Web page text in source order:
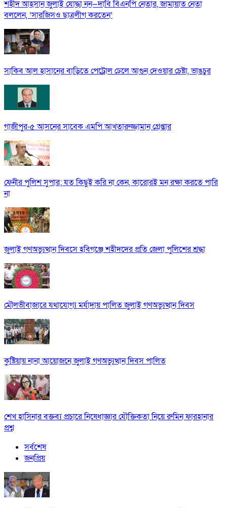
শহীদ আহসান জুলাই যোদ্ধা নন—দাবি বিএনপি নেতার, জামায়াত নেতা
বললেন, ‘সারজিসও ছাত্রলীগ করতেন’
সাকিব আল হাসানের বাড়িতে পেট্রোল ঢেলে আগুন দেওয়ার চেষ্টা, ভাঙচুর
গাজীপুর-৫ আসনের সাবেক এমপি আখতারুজ্জামান গ্রেপ্তার
ফেনীর পুলিশ সুপার; যত কিছুই করি না কেন, কারোরই মন রক্ষা করতে পারি
না
জুলাই গণঅভ্যুত্থান দিবসে হবিগঞ্জে শহীদদের প্রতি জেলা পুলিশের শ্রদ্ধা
মৌলভীবাজারে যথাযোগ্য মর্যাদায় পালিত জুলাই গণঅভ্যুত্থান দিবস
কুষ্টিয়ায় নানা আয়োজনে জুলাই গণঅভ্যুত্থান দিবস পালিত
শেখ হাসিনার বক্তব্য প্রচারে নিষেধাজ্ঞার যৌক্তিকতা নিয়ে রুমিন ফারহানার
প্রশ্ন
সর্বশেষ
জনপ্রিয়